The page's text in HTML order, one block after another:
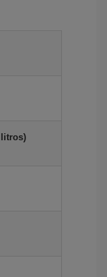
litros)